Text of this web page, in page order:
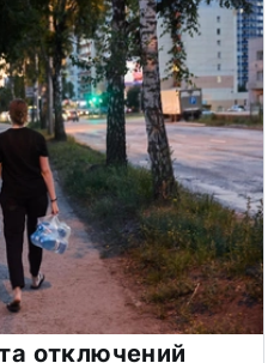
отключений